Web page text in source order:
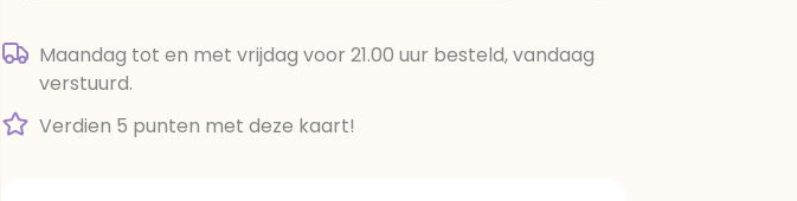
Maandag tot en met vrijdag voor 21.00 uur besteld, vandaag
verstuurd.
Verdien 5 punten met deze kaart!